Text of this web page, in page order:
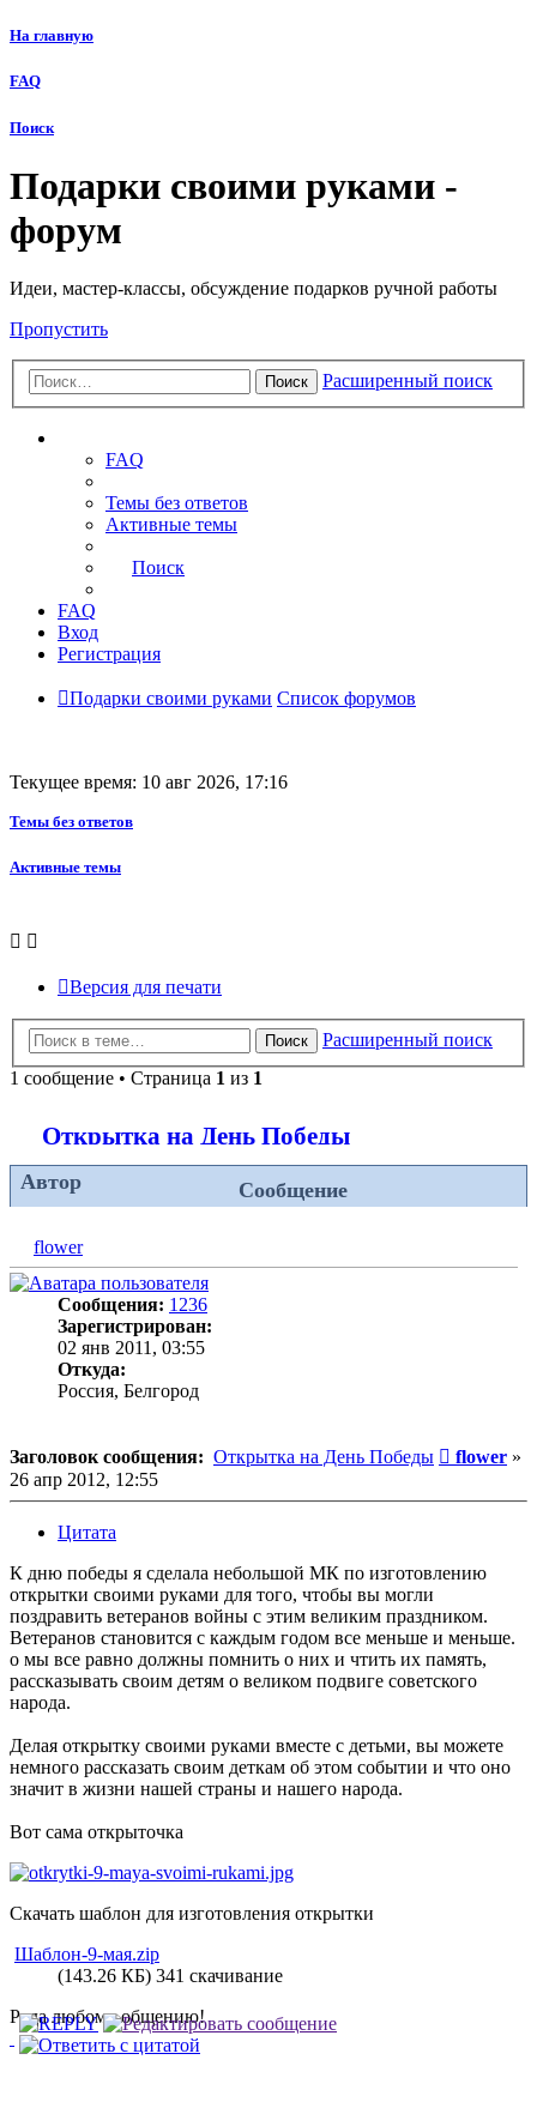
На главную
FAQ
Поиск
Подарки своими руками -
форум
Идеи, мастер-классы, обсуждение подарков ручной работы
Пропустить
Поиск Расширенный поиск
FAQ
Темы без ответов
Активные темы
Поиск
FAQ
Вход
Регистрация
Подарки своими руками Список форумов
Текущее время: 10 авг 2026, 17:16
Темы без ответов
Активные темы
Версия для печати
Поиск
Расширенный поиск
1 сообщение • Страница 1 из 1
Открытка на День Победы
Автор Сообщение
flower
Сообщения: 1236
Зарегистрирован:
02 янв 2011, 03:55
Откуда:
Россия, Белгород
Заголовок сообщения: Открытка на День Победы flower »
26 апр 2012, 12:55
Цитата
К дню победы я сделала небольшой МК по изготовлению
открытки своими руками для того, чтобы вы могли
поздравить ветеранов войны с этим великим праздником.
Ветеранов становится с каждым годом все меньше и меньше.
о мы все равно должны помнить о них и чтить их память,
рассказывать своим детям о великом подвиге советского
народа.
Делая открытку своими руками вместе с детьми, вы можете
немного рассказать своим деткам об этом событии и что оно
значит в жизни нашей страны и нашего народа.
Вот сама открыточка
Скачать шаблон для изготовления открытки
Шаблон-9-мая.zip
(143.26 КБ) 341 скачивание
Рада любому общению!